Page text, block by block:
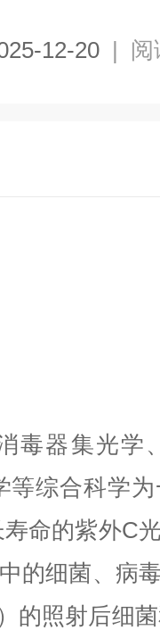
12-20 | 阅
毒器集光学
等综合科学
命的紫外C
的细菌、病
的照射后细